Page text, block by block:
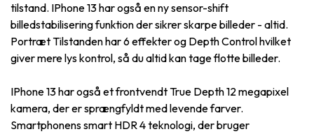
tilstand. IPhone 13 har også en ny sensor-shift
billedstabilisering funktion der sikrer skarpe billeder - altid.
Portræt Tilstanden har 6 effekter og Depth Control hvilket
giver mere lys kontrol, så du altid kan tage flotte billeder.
IPhone 13 har også et frontvendt True Depth 12 megapixel
kamera, der er sprængfyldt med levende farver.
Smartphonens smart HDR 4 teknologi, der bruger